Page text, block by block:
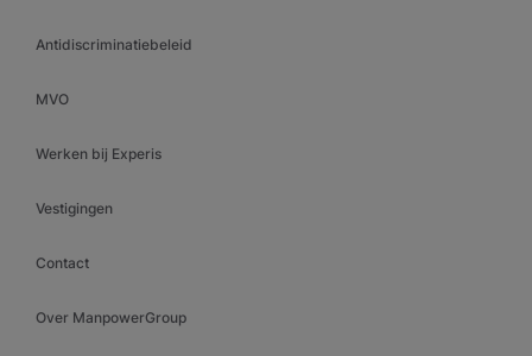
Antidiscriminatiebeleid
MVO
Werken bij Experis
Vestigingen
Contact
Over ManpowerGroup